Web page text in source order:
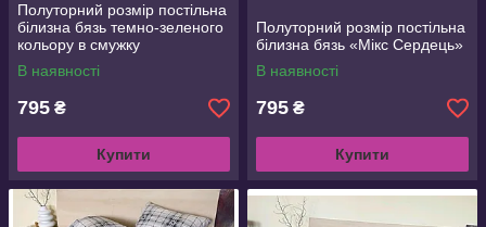
Полуторний розмір постільна
білизна бязь темно-зеленого
кольору в смужку
В наявності
795 ₴
Купити
Полуторний розмір постільна
білизна бязь «Мікс Сердець»
В наявності
795 ₴
Купити